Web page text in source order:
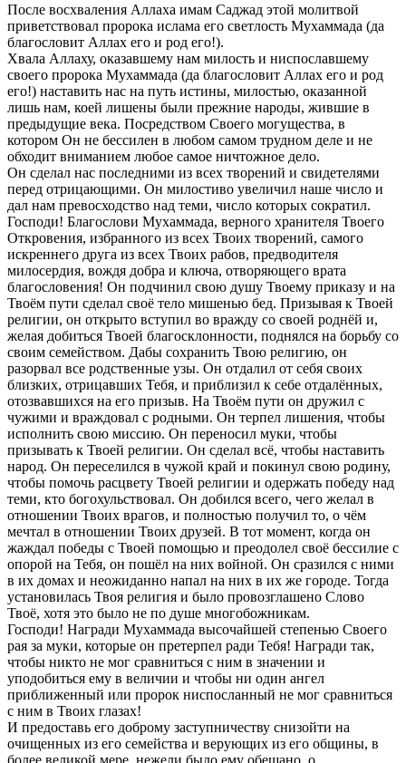
После восхваления Аллаха имам Саджад этой молитвой
приветствовал пророка ислама его светлость Мухаммада (да
благословит Аллах его и род его!).
Хвала Аллаху, оказавшему нам милость и ниспославшему
своего пророка Мухаммада (да благословит Аллах его и род
его!) наставить нас на путь истины, милостью, оказанной
лишь нам, коей лишены были прежние народы, жившие в
предыдущие века. Посредством Своего могущества, в
котором Он не бессилен в любом самом трудном деле и не
обходит вниманием любое самое ничтожное дело.
Он сделал нас последними из всех творений и свидетелями
перед отрицающими. Он милостиво увеличил наше число и
дал нам превосходство над теми, число которых сократил.
Господи! Благослови Мухаммада, верного хранителя Твоего
Откровения, избранного из всех Твоих творений, самого
искреннего друга из всех Твоих рабов, предводителя
милосердия, вождя добра и ключа, отворяющего врата
благословения! Он подчинил свою душу Твоему приказу и на
Твоём пути сделал своё тело мишенью бед. Призывая к Твоей
религии, он открыто вступил во вражду со своей роднёй и,
желая добиться Твоей благосклонности, поднялся на борьбу со
своим семейством. Дабы сохранить Твою религию, он
разорвал все родственные узы. Он отдалил от себя своих
близких, отрицавших Тебя, и приблизил к себе отдалённых,
отозвавшихся на его призыв. На Твоём пути он дружил с
чужими и враждовал с родными. Он терпел лишения, чтобы
исполнить свою миссию. Он переносил муки, чтобы
призывать к Твоей религии. Он сделал всё, чтобы наставить
народ. Он переселился в чужой край и покинул свою родину,
чтобы помочь расцвету Твоей религии и одержать победу над
теми, кто богохульствовал. Он добился всего, чего желал в
отношении Твоих врагов, и полностью получил то, о чём
мечтал в отношении Твоих друзей. В тот момент, когда он
жаждал победы с Твоей помощью и преодолел своё бессилие с
опорой на Тебя, он пошёл на них войной. Он сразился с ними
в их домах и неожиданно напал на них в их же городе. Тогда
установилась Твоя религия и было провозглашено Слово
Твоё, хотя это было не по душе многобожникам.
Господи! Награди Мухаммада высочайшей степенью Своего
рая за муки, которые он претерпел ради Тебя! Награди так,
чтобы никто не мог сравниться с ним в значении и
уподобиться ему в величии и чтобы ни один ангел
приближенный или пророк ниспосланный не мог сравниться
с ним в Твоих глазах!
И предоставь его доброму заступничеству снизойти на
очищенных из его семейства и верующих из его общины, в
более великой мере, нежели было ему обещано, о,